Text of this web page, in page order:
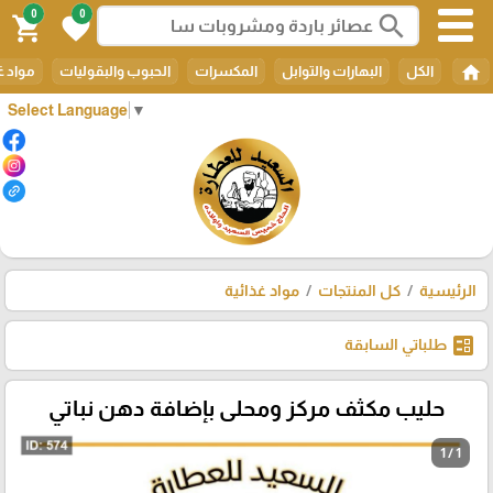
Select Language ▼
search
0
favorite
0
shopping_cart
home الكل البهارات والتوابل المكسرات الحبوب والبقوليات مواد
الرئيسية كل المنتجات مواد غذائية
ballot طلباتي السابقة
حليب مكثف مركز ومحلى بإضافة دهن نباتي
1 / 1